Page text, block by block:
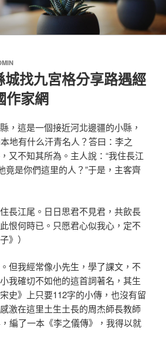
找九宮格分享路遇經
作家網
，這是一個接近河北邊疆的小縣，
地有什么汗青名人？答曰：李之
又不知其所為。主人說：“我住長江
竟是你們這里的人？”于是，主客齊
長江尾。日日思君不見君，共飲長
恨何時已。只愿君心似我心，定不
》）
但我經常像小先生，學了課文，不
我確切不如他的這首詞著名，其生
史》上只要112字的小傳，也沒有留
激在這里土生土長的周杰師長教師
編了一本《李之儀傳》，我得以就